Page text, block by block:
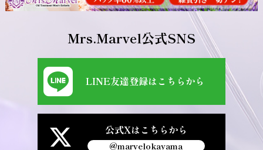
Mrs.Marvel公式SNS
LINE友達登録はこちらから
公式Xはこちらから
@marvelokayama